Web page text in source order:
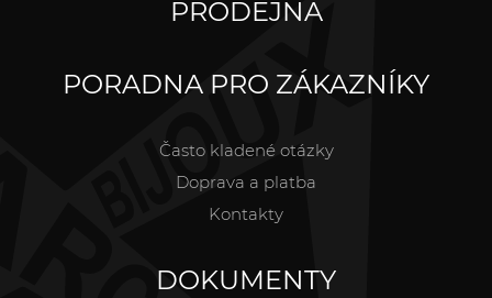
PRODEJNA
PORADNA PRO ZÁKAZNÍKY
Často kladené otázky
Doprava a platba
Kontakty
DOKUMENTY